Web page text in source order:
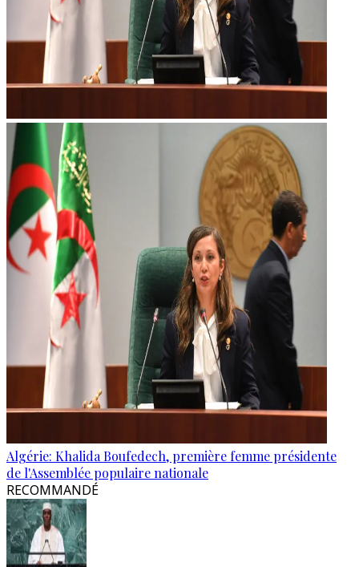
Algérie: Khalida Boufedech, première femme présidente
de l'Assemblée populaire nationale
RECOMMANDÉ